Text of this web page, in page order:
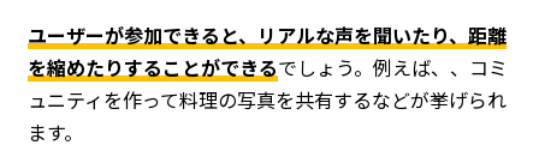
ユーザーが参加できると、リアルな声を聞いたり、距離
を縮めたりすることができるでしょう。例えば、、コミ
ュニティを作って料理の写真を共有するなどが挙げられ
ます。